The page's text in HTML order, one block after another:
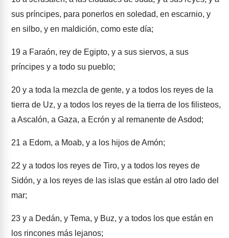
sus príncipes, para ponerlos en soledad, en escarnio, y
en silbo, y en maldición, como este día;
19 a Faraón, rey de Egipto, y a sus siervos, a sus
príncipes y a todo su pueblo;
20 y a toda la mezcla de gente, y a todos los reyes de la
tierra de Uz, y a todos los reyes de la tierra de los filisteos,
a Ascalón, a Gaza, a Ecrón y al remanente de Asdod;
21 a Edom, a Moab, y a los hijos de Amón;
22 y a todos los reyes de Tiro, y a todos los reyes de
Sidón, y a los reyes de las islas que están al otro lado del
mar;
23 y a Dedán, y Tema, y Buz, y a todos los que están en
los rincones más lejanos;